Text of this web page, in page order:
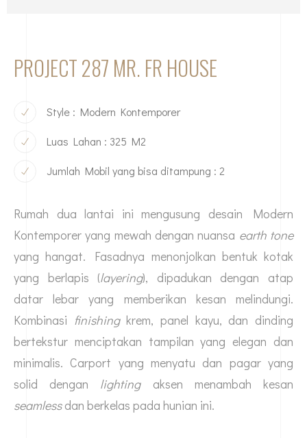
PROJECT 287 MR. FR HOUSE
Style : Modern Kontemporer
Luas Lahan : 325 M2
Jumlah Mobil yang bisa ditampung : 2
Rumah dua lantai ini mengusung desain Modern
Kontemporer yang mewah dengan nuansa earth tone
yang hangat. Fasadnya menonjolkan bentuk kotak
yang berlapis (layering), dipadukan dengan atap
datar lebar yang memberikan kesan melindungi.
Kombinasi finishingkrem, panel kayu, dan dinding
bertekstur menciptakan tampilan yang elegan dan
minimalis. Carport yang menyatu dan pagar yang
solid dengan lightingaksen menambah kesan
seamlessdan berkelas pada hunian ini.